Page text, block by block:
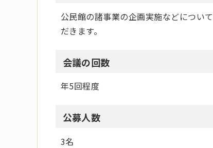
公民館の諸事業の企画実施などについ
だきます。
会議の回数
年5回程度
公募人数
3名